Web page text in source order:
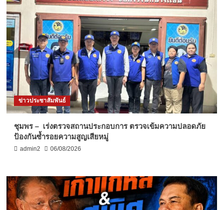
ข่าวประชาสัมพันธ์
ชุมพร – เร่งตรวจสถานประกอบการ ตรวจเข้มความปลอดภัย
ป้องกันซ้ำรอยความสูญเสียหมู่
admin2 06/08/2026